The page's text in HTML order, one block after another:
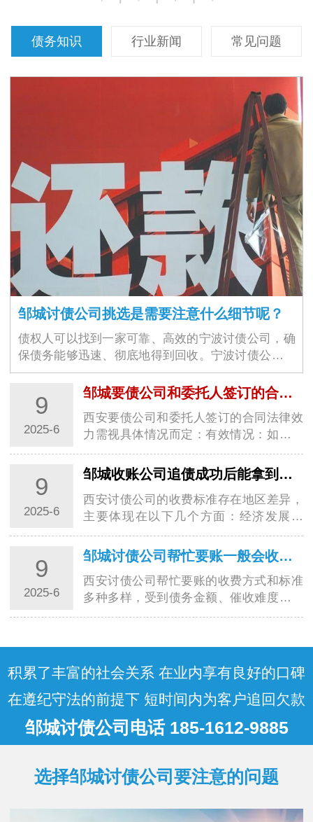
债务知识 行业新闻 常见问题
邹城讨债公司挑选是需要注意什么细节呢？
债权人可以找到一家可靠、高效的宁波讨债公司，确
保债务能够迅速、彻底地得到回收。宁波讨债公司的
选择不仅仅是为了解决眼前的经济问题，更是为了维
护商业环境的稳定与良好运作。随着商业交易的增加
和…9
2025-6
邹城要债公司和委托人签订的合同是否具有法律效力
西安要债公司和委托人签订的合同法律效
力需视具体情况而定：有效情况：如果西
安要债公司是经依法注册登记，经营范围
包含为企业或个人提供债务追讨服务，并
严格按照法律规定和合法程序进行追债活
动的专…
9
2025-6
邹城收账公司追债成功后能拿到多少报酬?
西安讨债公司的收费标准存在地区差异，
主要体现在以下几个方面：经济发展水
平：经济发达地区如上海、北京、深圳
等，由于生活成本高、市场竞争激烈，西
安讨债公司运营成本也高，同时对专业人
才需求大，…
9
2025-6
邹城讨债公司帮忙要账一般会收取多少费用?
西安讨债公司帮忙要账的收费方式和标准
多种多样，受到债务金额、催收难度等诸
多因素的影响，以下是一些常见的收费情
回金额的百分比收取，通常为 10%-50%。
简单案…
积累了丰富的社会关系 在业内享有良好的口碑
在遵纪守法的前提下 短时间内为客户追回欠款
邹城讨债公司电话 185-1612-9885
选择邹城讨债公司要注意的问题